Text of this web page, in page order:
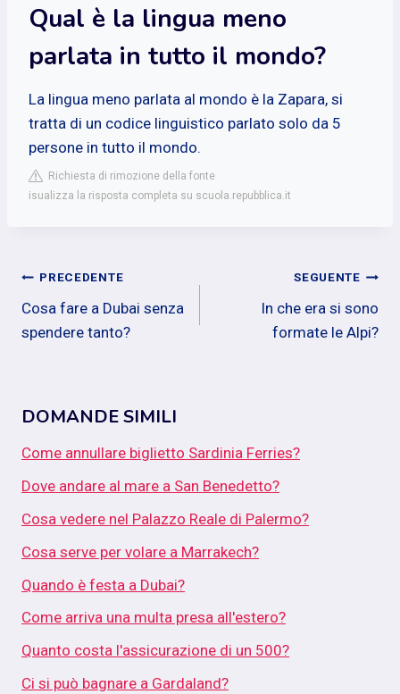
Qual è la lingua meno
parlata in tutto il mondo?
La lingua meno parlata al mondo è la Zapara, si
tratta di un codice linguistico parlato solo da 5
persone in tutto il mondo.
Richiesta di rimozione della fonte
isualizza la risposta completa su scuola.repubblica.it
Navigazione
articoli
PRECEDENTE
Cosa fare a Dubai senza
spendere tanto?
SEGUENTE
In che era si sono
formate le Alpi?
DOMANDE SIMILI
Come annullare biglietto Sardinia Ferries?
Dove andare al mare a San Benedetto?
Cosa vedere nel Palazzo Reale di Palermo?
Cosa serve per volare a Marrakech?
Quando è festa a Dubai?
Come arriva una multa presa all'estero?
Quanto costa l'assicurazione di un 500?
Ci si può bagnare a Gardaland?